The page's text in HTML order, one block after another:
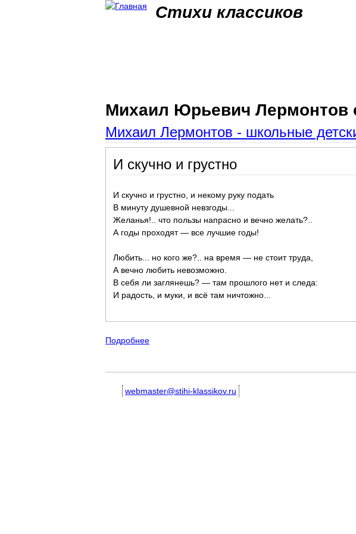
Стихи классиков
Михаил Юрьевич Лермонтов
Михаил Лермонтов - школьные
И скучно и грустно
И скучно и грустно, и некому руку подать
В минуту душевной невзгоды...
Желанья!.. что пользы напрасно и вечно желать?..
А годы проходят — все лучшие годы!
Любить... но кого же?.. на время — не стоит труда,
А вечно любить невозможно.
В себя ли заглянешь? — там прошлого нет и следа:
И радость, и муки, и всё там ничтожно...
Подробнее
webmaster@stihi-klassikov.ru